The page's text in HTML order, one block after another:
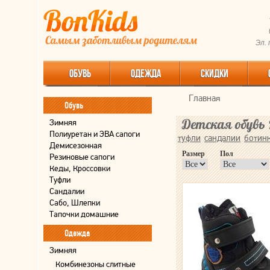
Эл.
ОБУВЬ ОДЕЖДА СКИДКИ
Обувь
Зимняя
Полиуретан и ЭВА сапоги
Демисезонная
Резиновые сапоги
Кеды, Кроссовки
Туфли
Сандалии
Сабо, Шлепки
Тапочки домашние
Одежда
Зимняя
Комбинезоны слитные
Главная
Детская обувь
туфли сандалии
Размер Пол